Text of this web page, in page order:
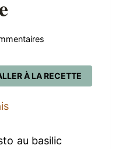
À LA RECETTE
au basilic